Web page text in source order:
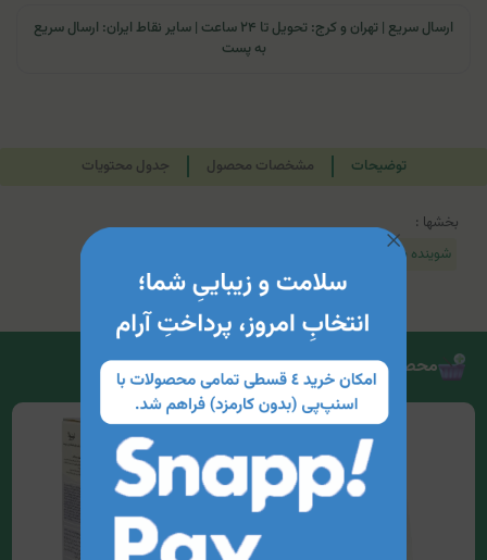
ارسال سریع | تهران و کرج: تحویل تا ۲۴ ساعت | سایر نقاط ایران: ارسال سریع
به پست
توضیحات مشخصات محصول جدول محتویات
بخشها :
شوینده بدن
محصولات مرتبط
12%تخفیف